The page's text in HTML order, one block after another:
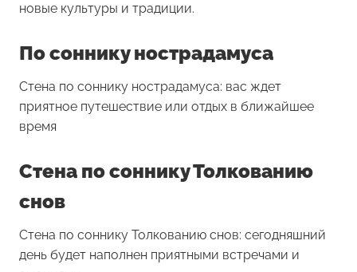
новые культуры и традиции.
По соннику нострадамуса
Стена по соннику нострадамуса: вас ждет
приятное путешествие или отдых в ближайшее
время
Стена по соннику Толкованию
снов
Стена по соннику Толкованию снов: сегодняшний
день будет наполнен приятными встречами и